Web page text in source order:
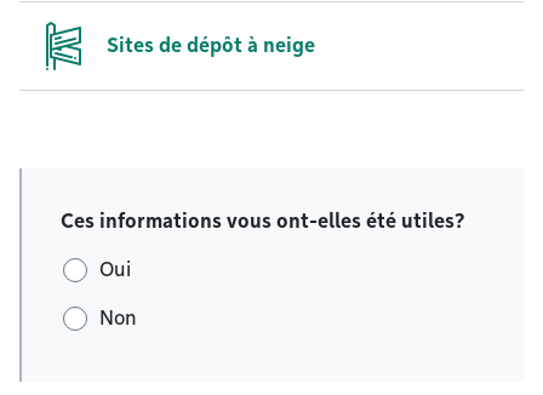
Sites de dépôt à neige
Ces informations vous ont-elles été utiles?
Oui
Non